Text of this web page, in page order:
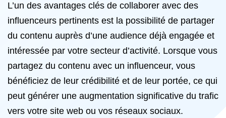
L’un des avantages clés de collaborer avec des
influenceurs pertinents est la possibilité de partager
du contenu auprès d’une audience déjà engagée et
intéressée par votre secteur d’activité. Lorsque vous
partagez du contenu avec un influenceur, vous
bénéficiez de leur crédibilité et de leur portée, ce qui
peut générer une augmentation significative du trafic
vers votre site web ou vos réseaux sociaux.